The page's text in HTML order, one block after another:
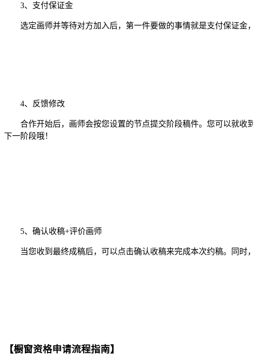
3、支付保证金
选定画师并等待对方加入后，第一件要做的事情就是支付保证金
4、反馈修改
合作开始后，画师会按您设置的节点提交阶段稿件。您可以就收
下一阶段哦！
5、确认收稿+评价画师
当您收到最终成稿后，可以点击确认收稿来完成本次约稿。同时
【橱窗资格申请流程指南】